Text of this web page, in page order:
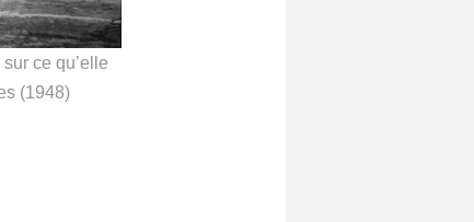
ce qu’elle
(1948)